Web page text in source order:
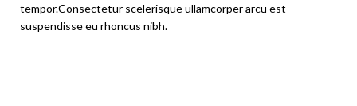
tempor.Consectetur scelerisque ullamcorper arcu est
suspendisse eu rhoncus nibh.